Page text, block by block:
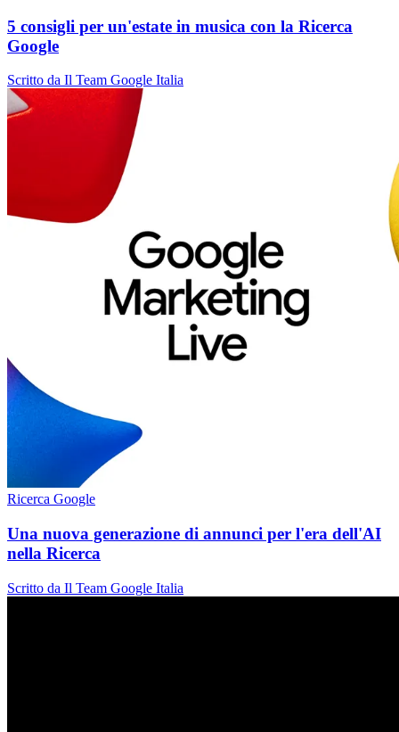
5 consigli per un'estate in musica con la Ricerca
Google
Scritto da Il Team Google Italia
Ricerca Google
Una nuova generazione di annunci per l'era dell'AI
nella Ricerca
Scritto da Il Team Google Italia